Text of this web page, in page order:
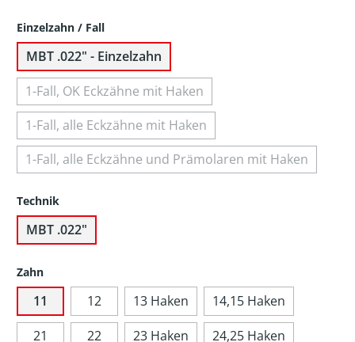
Einzelzahn / Fall
MBT .022" - Einzelzahn
1-Fall, OK Eckzähne mit Haken
1-Fall, alle Eckzähne mit Haken
1-Fall, alle Eckzähne und Prämolaren mit Haken
Technik
MBT .022"
Zahn
11 12 13 Haken
14,15 Haken
21
22 23 Haken
24,25 Haken